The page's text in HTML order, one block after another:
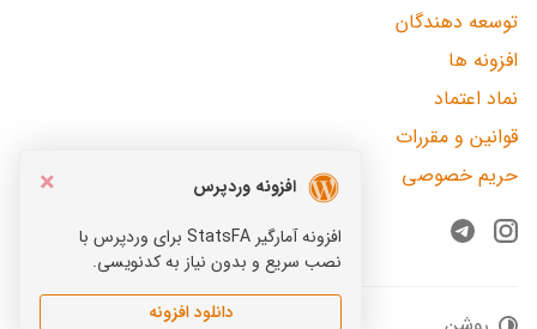
×
افزونه وردپرس
افزونه آمارگیر StatsFA برای وردپرس با
نصب سریع و بدون نیاز به کدنویسی.
دانلود افزونه
توسعه دهندگان
افزونه ها
نماد اعتماد
قوانین و مقررات
حریم خصوصی
Instagram
Telegram